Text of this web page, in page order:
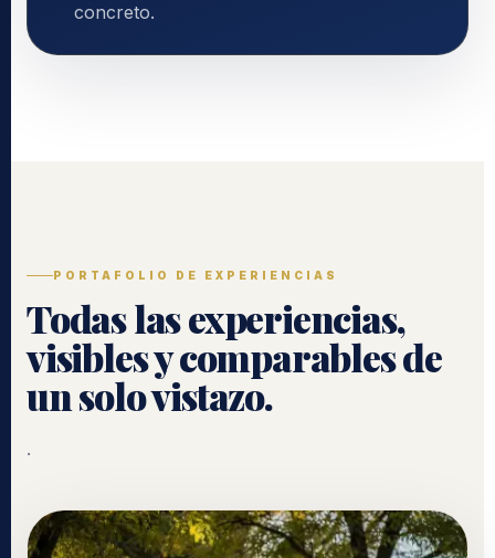
concreto.
PORTAFOLIO DE EXPERIENCIAS
Todas las experiencias,
visibles y comparables de
un solo vistazo.
.